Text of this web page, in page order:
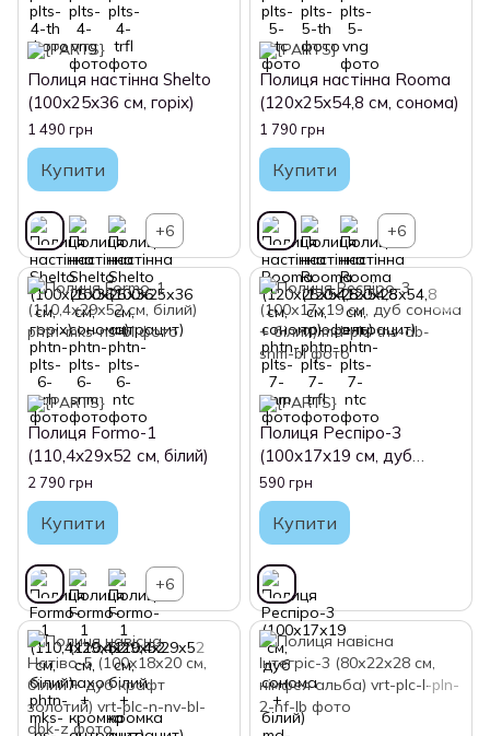
Полиця настінна Shelto
(100х25х36 см, горіх)
1 490 грн
Купити
+6
Полиця настінна Rooma
(120х25х54,8 см, сонома)
1 790 грн
Купити
+6
Полиця Formo-1
(110,4х29х52 см, білий)
2 790 грн
Купити
+6
Полиця Респіро-3
(100х17х19 см, дуб
сонома + білий)
590 грн
Купити